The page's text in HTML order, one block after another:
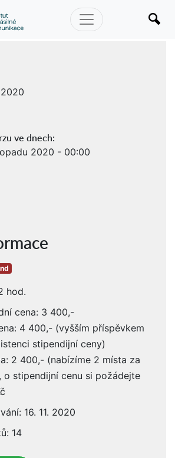
ve dnech:
2020 - 00:00
hod.
cena: 3 400,-
4 400,- (vyšším příspěvkem
stipendijní ceny)
2 400,- (nabízíme 2 místa za
o stipendijní cenu si požádejte
16. 11. 2020
14